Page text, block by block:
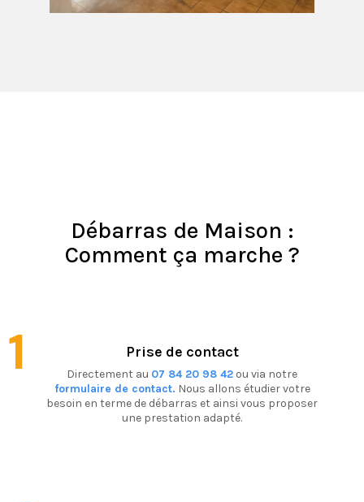
Débarras de Maison :
Comment ça marche ?
Prise de contact
Directement au 07 84 20 98 42 ou via notre
formulaire de contact. Nous allons étudier votre
besoin en terme de débarras et ainsi vous proposer
une prestation adapté.
1